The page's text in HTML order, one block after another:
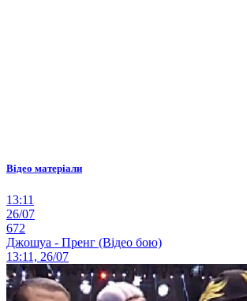
Відео матеріали
13:11
26/07
672
Джошуа - Пренг (Відео бою)
13:11, 26/07